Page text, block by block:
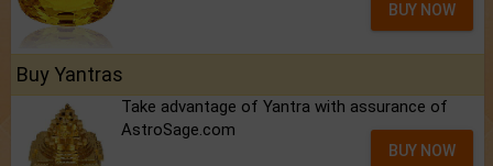
BUY NOW
Buy Yantras
Take advantage of Yantra with assurance of
AstroSage.com
BUY NOW